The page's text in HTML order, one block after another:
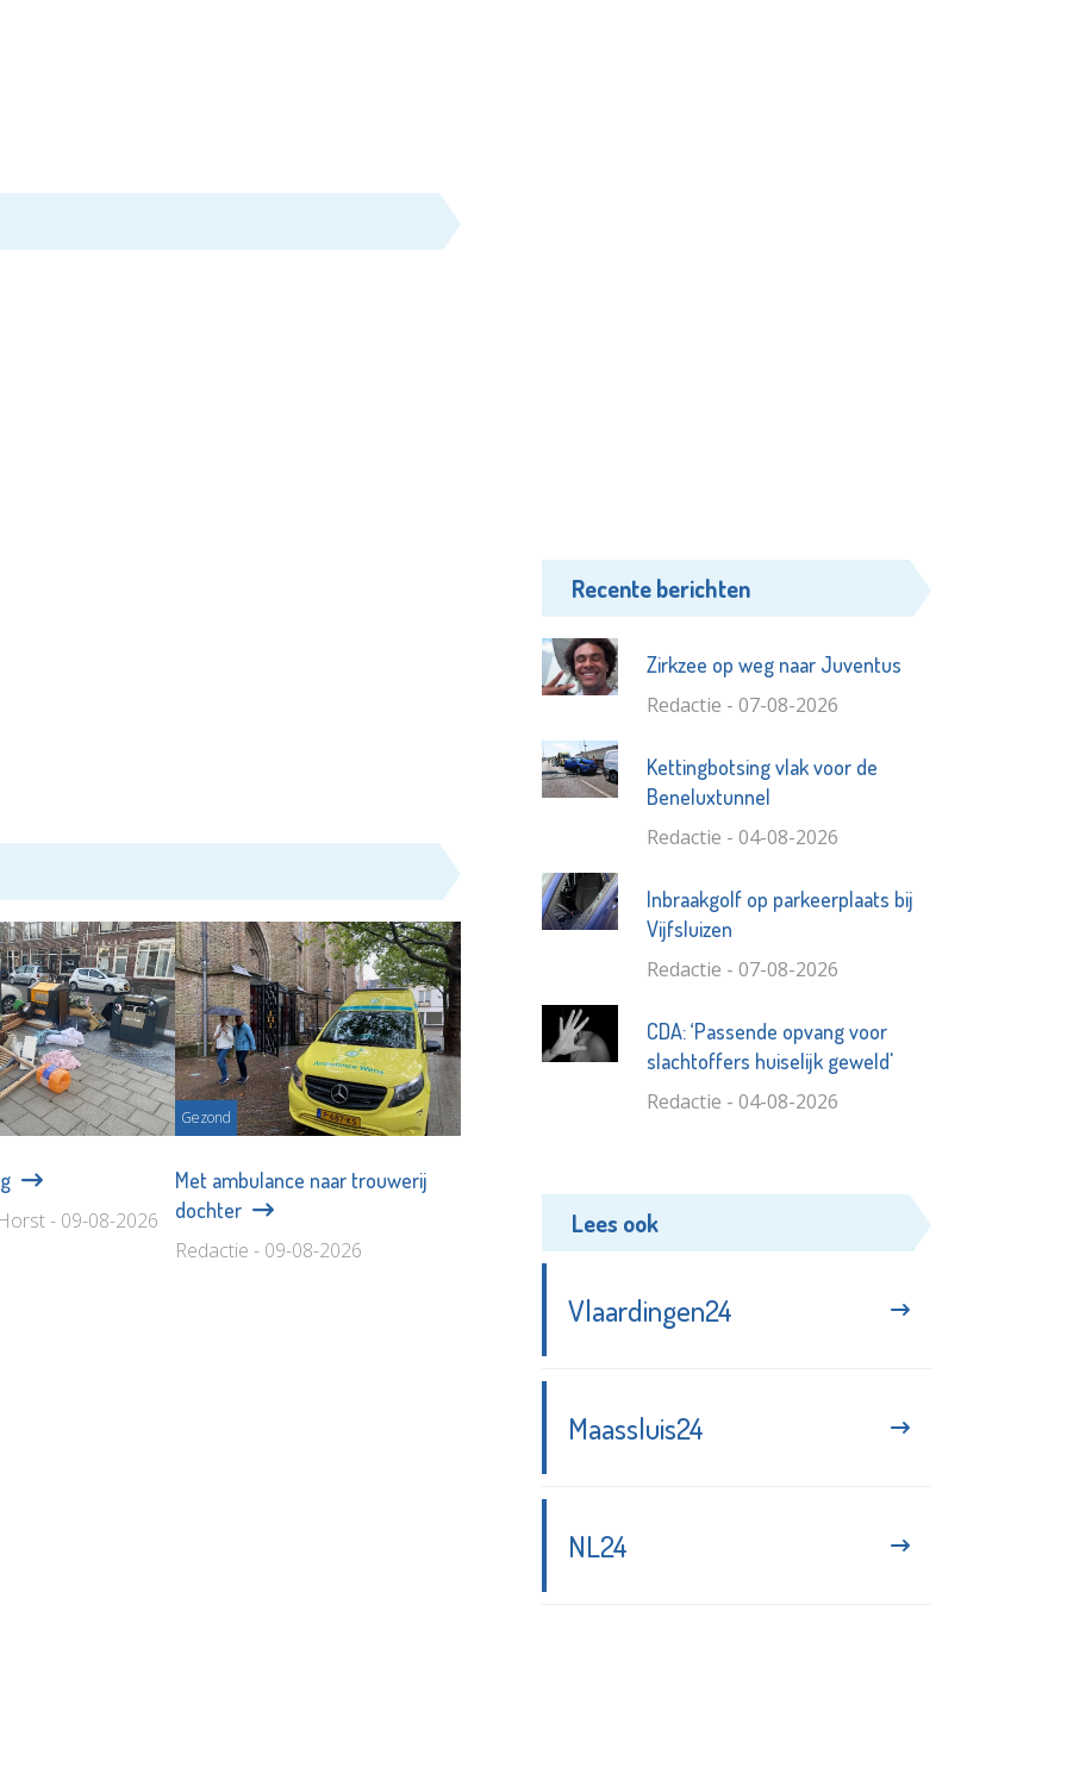
- 09-08-2026
Gezond
Met ambulance naar trouwerij
dochter
Redactie - 09-08-2026
Recente berichten
Zirkzee op weg naar Juventus
Redactie - 07-08-2026
Kettingbotsing vlak voor de
Beneluxtunnel
Redactie - 04-08-2026
Inbraakgolf op parkeerplaats bij
Vijfsluizen
Redactie - 07-08-2026
CDA: ‘Passende opvang voor
slachtoffers huiselijk geweld'
Redactie - 04-08-2026
Lees ook
Vlaardingen24
Maassluis24
NL24